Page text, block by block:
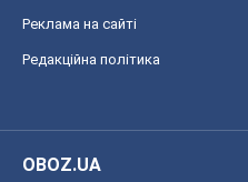
Реклама на сайті
Редакційна політика
OBOZ.UA